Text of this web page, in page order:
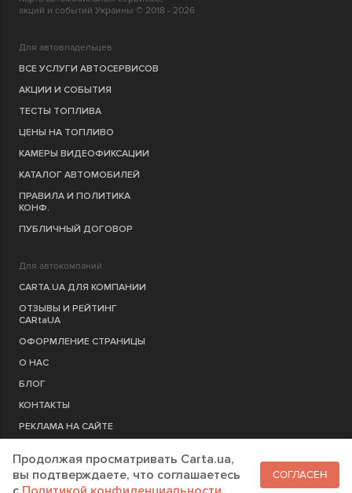
акций и событий Украины © 2018 - 2026
Для автовладельцев
ВСЕ УСЛУГИ АВТОСЕРВИСОВ
АКЦИИ И СОБЫТИЯ
ТЕСТЫ ТОПЛИВА
ЦЕНЫ НА ТОПЛИВО
КАМЕРЫ ВИДЕОФИКСАЦИИ
КАТАЛОГ АВТОМОБИЛЕЙ
ПРАВИЛА И ПОЛИТИКА
КОНФ.
ПУБЛИЧНЫЙ ДОГОВОР
Для автокомпаний
CARTA.UA ДЛЯ КОМПАНИИ
ОТЗЫВЫ И РЕЙТИНГ
CARtaUA
ОФОРМЛЕНИЕ СТРАНИЦЫ
О НАС
БЛОГ
КОНТАКТЫ
РЕКЛАМА НА САЙТЕ
РЕГИСТРАЦИЯ КОМПАНИЮ
Продолжая просматривать Carta.ua,
вы подтверждаете, что соглашаетесь
СОГЛАСЕН